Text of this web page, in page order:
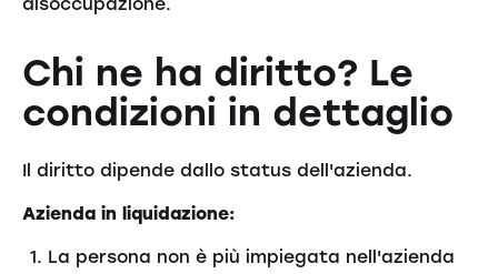
Chi ne ha diritto? Le
condizioni in dettaglio
Il diritto dipende dallo status dell'azienda.
Azienda in liquidazione:
La persona non è più impiegata nell'azienda